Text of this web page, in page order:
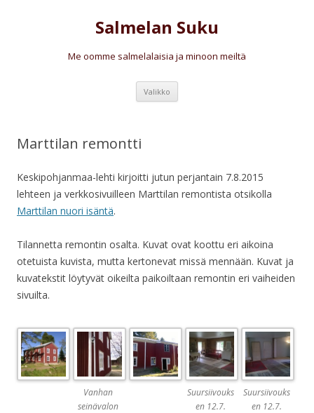
Salmelan Suku
Me oomme salmelalaisia ja minoon meiltä
Valikko
Marttilan remontti
Keskipohjanmaa-lehti kirjoitti jutun perjantain 7.8.2015
lehteen ja verkkosivuilleen Marttilan remontista otsikolla
Marttilan nuori isäntä.
Tilannetta remontin osalta. Kuvat ovat koottu eri aikoina
otetuista kuvista, mutta kertonevat missä mennään. Kuvat ja
kuvatekstit löytyvät oikeilta paikoiltaan remontin eri vaiheiden
sivuilta.
Vanhan
seinävalon
Suursiivouks
en 12.7.
Suursiivouks
en 12.7.